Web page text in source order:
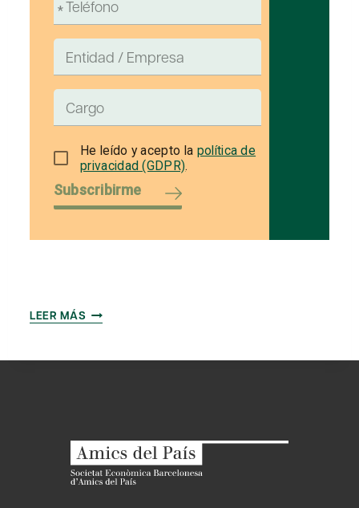
He leído y acepto la política de
privacidad (GDPR).
Subscribirme
LEER MÁS INTERNACIONALIZACIÓN